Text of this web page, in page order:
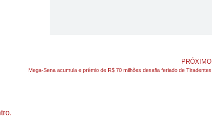
PRÓXIMO
Mega-Sena acumula e prêmio de R$ 70 milhões desafia feriado de Tiradentes